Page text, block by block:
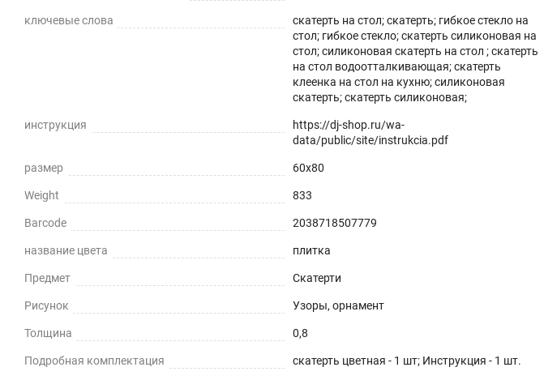
ключевые слова
скатерть на стол; скатерть; гибкое стекло на
стол; гибкое стекло; скатерть силиконовая на
стол; силиконовая скатерть на стол ; скатерть
на стол водоотталкивающая; скатерть
клеенка на стол на кухню; силиконовая
скатерть; скатерть силиконовая;
инструкция
https://dj-shop.ru/wa-
data/public/site/instrukcia.pdf
размер 60x80
Weight 833
Barcode 2038718507779
название цвета плитка
Предмет Скатерти
Рисунок Узоры, орнамент
Толщина 0,8
Подробная комплектация скатерть цветная - 1 шт; Инструкция - 1 шт.